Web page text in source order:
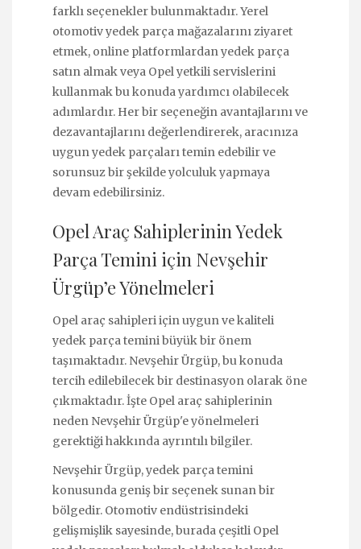
farklı seçenekler bulunmaktadır. Yerel
otomotiv yedek parça mağazalarını ziyaret
etmek, online platformlardan yedek parça
satın almak veya Opel yetkili servislerini
kullanmak bu konuda yardımcı olabilecek
adımlardır. Her bir seçeneğin avantajlarını ve
dezavantajlarını değerlendirerek, aracınıza
uygun yedek parçaları temin edebilir ve
sorunsuz bir şekilde yolculuk yapmaya
devam edebilirsiniz.
Opel Araç Sahiplerinin Yedek
Parça Temini için Nevşehir
Ürgüp’e Yönelmeleri
Opel araç sahipleri için uygun ve kaliteli
yedek parça temini büyük bir önem
taşımaktadır. Nevşehir Ürgüp, bu konuda
tercih edilebilecek bir destinasyon olarak öne
çıkmaktadır. İşte Opel araç sahiplerinin
neden Nevşehir Ürgüp'e yönelmeleri
gerektiği hakkında ayrıntılı bilgiler.
Nevşehir Ürgüp, yedek parça temini
konusunda geniş bir seçenek sunan bir
bölgedir. Otomotiv endüstrisindeki
gelişmişlik sayesinde, burada çeşitli Opel